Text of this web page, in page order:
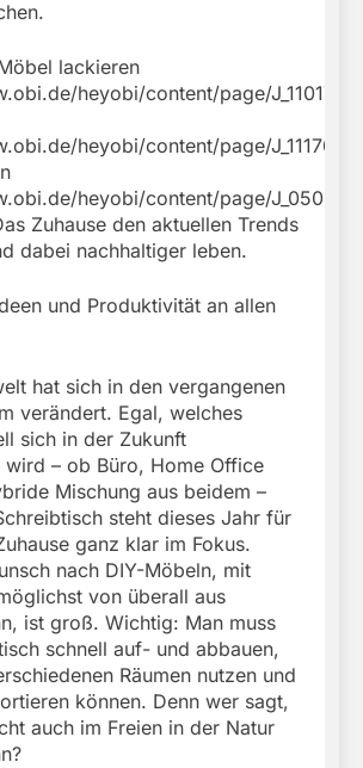
lackieren
heyobi/content/page/J_11017),
heyobi/content/page/J_11170)
heyobi/content/page/J_05067).
Zuhause den aktuellen Trends
dabei nachhaltiger leben.
und Produktivität an allen
hat sich in den vergangenen
verändert. Egal, welches
sich in der Zukunft
wird – ob Büro, Home Office
Mischung aus beidem –
steht dieses Jahr für
ganz klar im Fokus.
nach DIY-Möbeln, mit
von überall aus
ist groß. Wichtig: Man muss
schnell auf- und abbauen,
Räumen nutzen und
können. Denn wer sagt,
auch im Freien in der Natur